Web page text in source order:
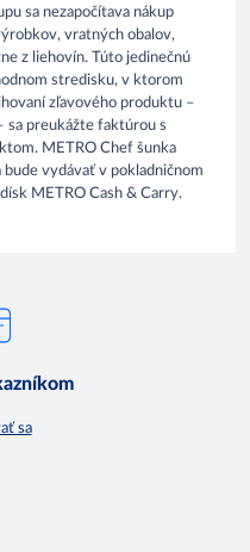
sa nezapočítava nákup
vratných obalov,
z liehovín. Túto jedinečnú
stredisku, v ktorom
zľavového produktu –
sa preukážte faktúrou s
METRO Chef šunka
vydávať v pokladničnom
METRO Cash & Carry.
sa